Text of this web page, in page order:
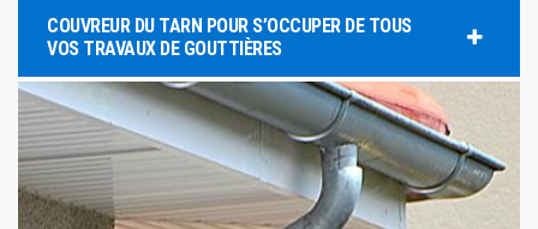
COUVREUR DU TARN POUR S’OCCUPER DE TOUS
VOS TRAVAUX DE GOUTTIÈRES